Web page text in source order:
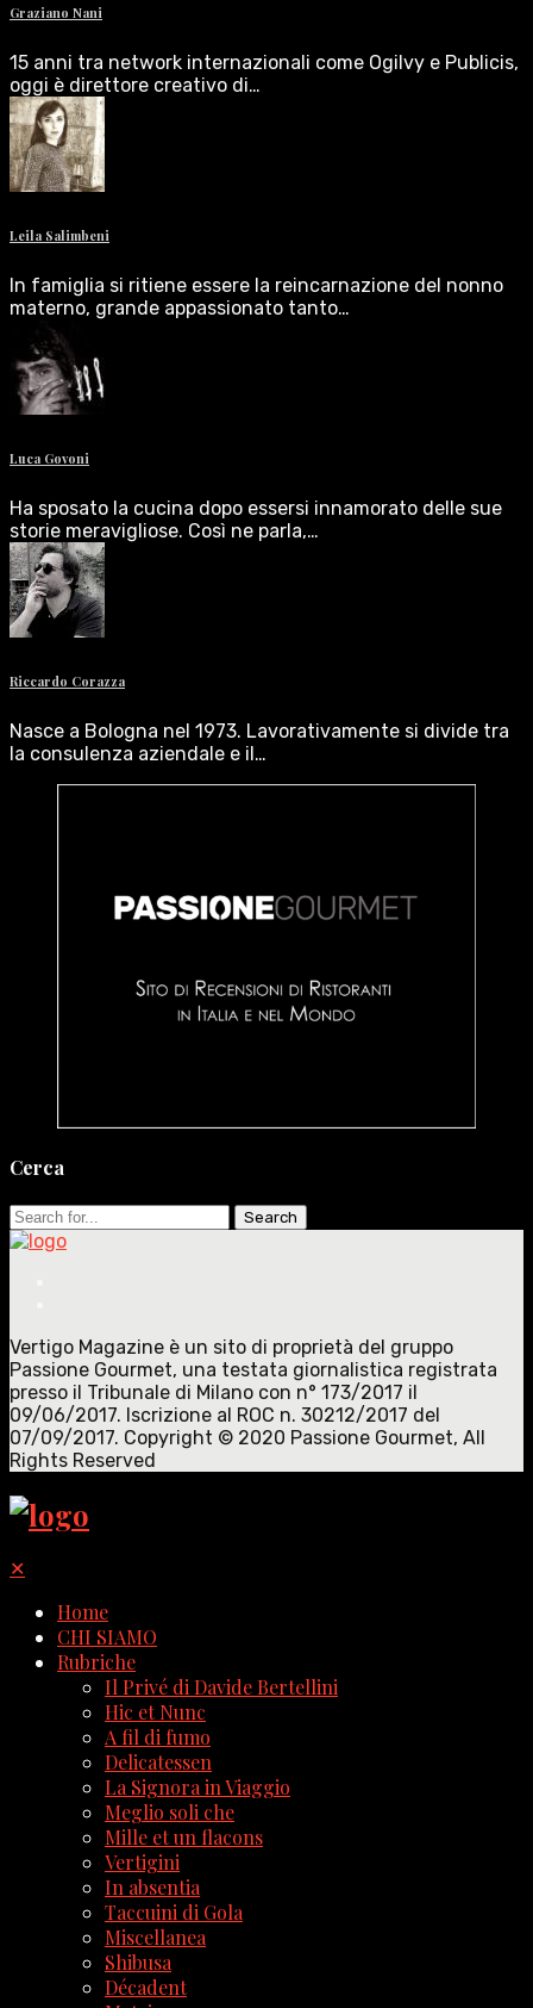
Graziano Nani
15 anni tra network internazionali come Ogilvy e Publicis,
oggi è direttore creativo di…
Leila Salimbeni
In famiglia si ritiene essere la reincarnazione del nonno
materno, grande appassionato tanto…
Luca Govoni
Ha sposato la cucina dopo essersi innamorato delle sue
storie meravigliose. Così ne parla,…
Riccardo Corazza
Nasce a Bologna nel 1973. Lavorativamente si divide tra
la consulenza aziendale e il…
Cerca
Search
for:
Vertigo Magazine è un sito di proprietà del gruppo
Passione Gourmet, una testata giornalistica registrata
presso il Tribunale di Milano con n° 173/2017 il
09/06/2017. Iscrizione al ROC n. 30212/2017 del
07/09/2017. Copyright © 2020 Passione Gourmet, All
Rights Reserved
✕
Home
CHI SIAMO
Rubriche
Il Privé di Davide Bertellini
Hic et Nunc
A fil di fumo
Delicatessen
La Signora in Viaggio
Meglio soli che
Mille et un flacons
Vertigini
In absentia
Taccuini di Gola
Miscellanea
Shibusa
Décadent